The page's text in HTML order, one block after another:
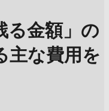
る金額」の
主な費用を